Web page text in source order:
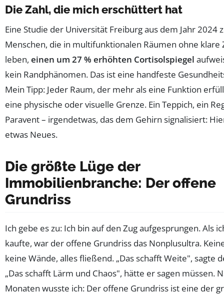
Die Zahl, die mich erschüttert hat
Eine Studie der Universität Freiburg aus dem Jahr 2024
Menschen, die in multifunktionalen Räumen ohne klare
leben, einen um 27 % erhöhten Cortisolspiegel
kein Randphänomen. Das ist eine handfeste
Mein Tipp: Jeder Raum, der mehr als eine Funktion
eine physische oder visuelle Grenze. Ein Teppich, ein
Paravent – irgendetwas, das dem Gehirn signalisiert:
etwas Neues.
Die größte Lüge der
Immobilienbranche: Der offene
Grundriss
Ich gebe es zu: Ich bin auf den Zug aufgesprungen. Als
kaufte, war der offene Grundriss das Nonplusultra.
keine Wände, alles fließend. „Das schafft Weite", sagte
„Das schafft Lärm und Chaos", hätte er sagen müssen.
Monaten wusste ich: Der offene Grundriss ist eine der